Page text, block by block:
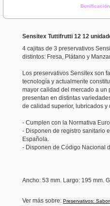
Sensitex Tuttifrutti 12 12
4 cajitas de 3 preservativos
distintos: Fresa, Plátano y
Los preservativos Sensitex son
tecnología y actualmente
mayor calidad del mercado a un
presentan en distintas
de calidad superior, lubricados y
- Cumplen con la Normativa
- Disponen de registro sanitario
Española.
- Disponen de Código Nacional
Ancho: 53 mm. Largo: 195 mm.
Ver más sobre: Preservativos: